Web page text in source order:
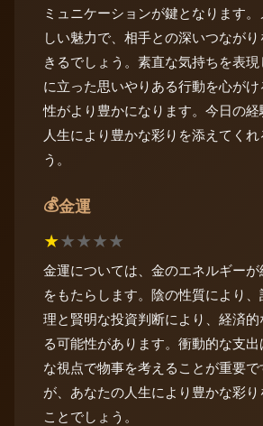
ミュニケーションが鍵となります
しい魅力で、相手との深いつなが
きるでしょう。素直な気持ちを表
に立った思いやりある行動を心が
性がより豊かになります。今日の
人生により豊かな彩りを添えてくれ
う。
💰金運
★★★★★
金運については、金のエネルギー
をもたらします。陰の性質により
理と賢明な投資判断により、経済
る可能性があります。衝動的な支
な視点で物事を考えることが重要
が、あなたの人生により豊かな彩
ことでしょう。